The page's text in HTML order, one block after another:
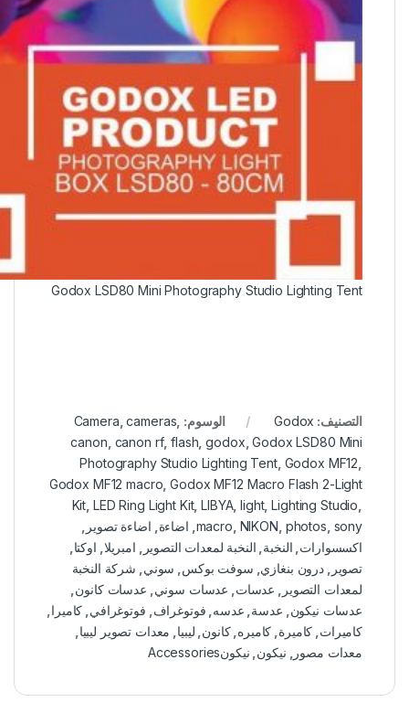
Godox LSD80 Mini Photography Studio Lighting Tent
التصنيف: Godox الوسوم: Camera ,cameras
canon canon rf,flash ,godox ,Godox LSD80 Mini
Photography Studio Lighting Tent, Godox MF12
Godox MF12 macro ,Godox MF12 Macro Flash 2-Light
Kit LED Ring Light Kit,LIBYA,light,Lighting Studio
macro NIKON photos sony اضاءة اضاءة تصوير
اكسسوارات النخبة النخبة لمعدات التصوير امبريلا اوكتا
تصوير
,درون بنغازي سوفت بوكس سوني شركة النخبة
لمعدات التصوير
عدسات عدسات سوني عدسات كانون
عدسات نيكون عدسة عدسه فوتوغراف فوتوغرافي كاميرا
كاميرات كاميرة كاميره ,كانون ليبيا معدات تصوير ليبيا
معدات مصور
نيكون نيكونAccessories